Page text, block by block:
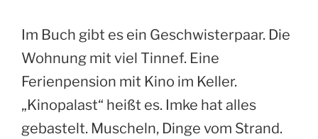
Im Buch gibt es ein Geschwisterpaar. Die
Wohnung mit viel Tinnef. Eine
Ferienpension mit Kino im Keller.
„Kinopalast“ heißt es. Imke hat alles
gebastelt. Muscheln, Dinge vom Strand.